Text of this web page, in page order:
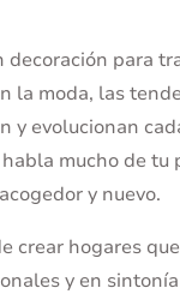
decoración para
la moda, las
y evolucionan
mucho de tu
y nuevo.
crear hogares
y en